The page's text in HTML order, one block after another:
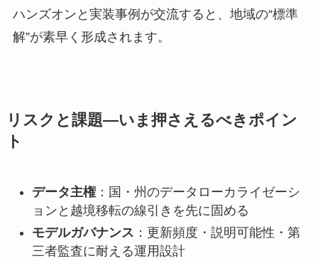
ハンズオンと実装事例が交流すると、地域の“標準
解”が素早く形成されます。
リスクと課題—いま押さえるべきポイン
ト
データ主権：国・州のデータローカライゼーシ
ョンと越境移転の線引きを先に固める
モデルガバナンス ：更新頻度・説明可能性・第
三者監査に耐える運用設計